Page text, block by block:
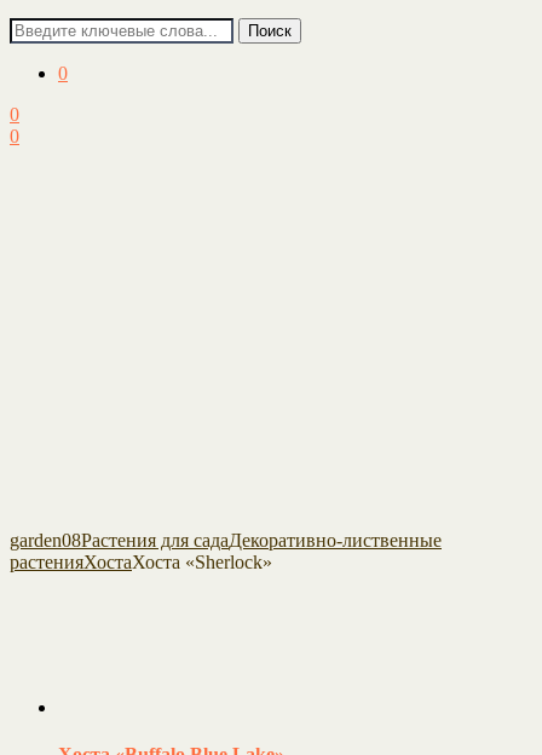
Поиск
0
0
0
garden08Растения для садаДекоративно-лиственные
растенияХостаХоста «Sherlock»